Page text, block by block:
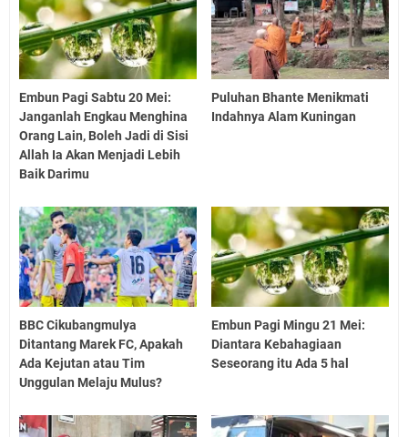
Embun Pagi Sabtu 20 Mei:
Janganlah Engkau Menghina
Orang Lain, Boleh Jadi di Sisi
Allah Ia Akan Menjadi Lebih
Baik Darimu
Puluhan Bhante Menikmati
Indahnya Alam Kuningan
BBC Cikubangmulya
Ditantang Marek FC, Apakah
Ada Kejutan atau Tim
Unggulan Melaju Mulus?
Embun Pagi Mingu 21 Mei:
Diantara Kebahagiaan
Seseorang itu Ada 5 hal